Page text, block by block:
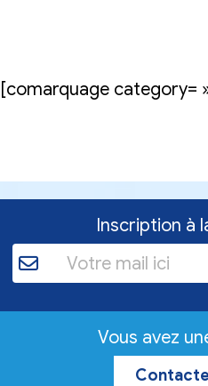
[comarquage category=
Inscription à
Vous avez